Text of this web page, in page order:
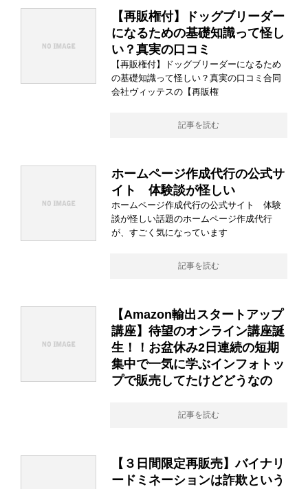
【再販権付】ドッグブリーダー
になるための基礎知識って怪し
い？真実の口コミ
【再販権付】ドッグブリーダーになるため
の基礎知識って怪しい？真実の口コミ合同
会社ヴィッテスの【再販権
記事を読む
ホームページ作成代行の公式サ
イト 体験談が怪しい
ホームページ作成代行の公式サイト 体験
談が怪しい話題のホームページ作成代行
が、すごく気になっています
記事を読む
【Amazon輸出スタートアップ
講座】待望のオンライン講座誕
生！！お盆休み2日連続の短期
集中で一気に学ぶインフォトッ
プで販売してたけどどうなの
記事を読む
【３日間限定再販売】バイナリ
ードミネーションは詐欺という